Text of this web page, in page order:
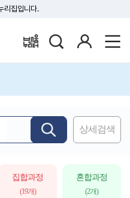
리집입니다.
배움누리터
상세검색
집합과정
(19개)
혼합과정
(2개)